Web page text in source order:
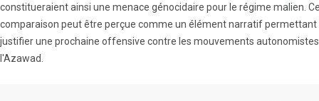
constitueraient ainsi une menace génocidaire pour le régime malien.
comparaison peut être perçue comme un élément narratif permettant
justifier une prochaine offensive contre les mouvements
l'Azawad.